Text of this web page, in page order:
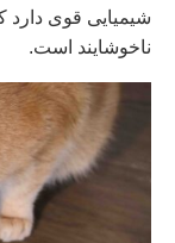
شیمیایی قوی دارد
ناخوشایند است.